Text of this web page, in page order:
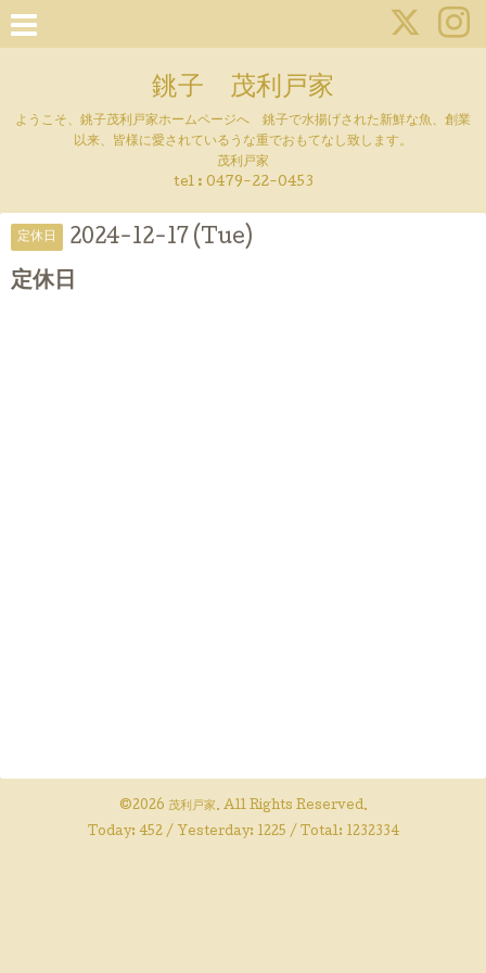
銚子 茂利戸家
ようこそ、銚子茂利戸家ホームページへ 銚子で水揚げされた新鮮な魚、創業
以来、皆様に愛されているうな重でおもてなし致します。
茂利戸家
tel : 0479-22-0453
定休日 2024-12-17 (Tue)
定休日
©2026 茂利戸家. All Rights Reserved.
Today: 452/ Yesterday: 1225 / Total: 1232334